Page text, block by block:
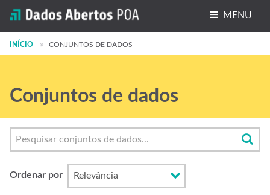
MENU
Conjuntos de dados
Grupos
Sobre
INÍCIO CONJUNTOS DE DADOS
Conjuntos de dados
Ordenar por